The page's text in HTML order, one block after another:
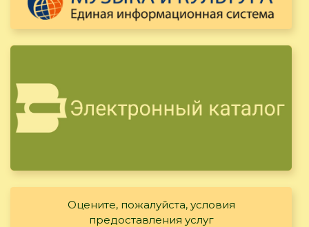
Оцените, пожалуйста, условия
предоставления услуг